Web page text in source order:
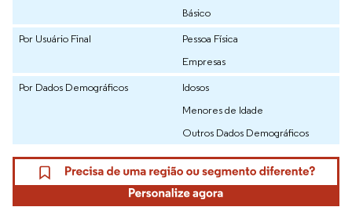
Básico
Por Usuário Final
Pessoa Física
Empresas
Por Dados Demográficos
Idosos
Menores de Idade
Outros Dados Demográficos